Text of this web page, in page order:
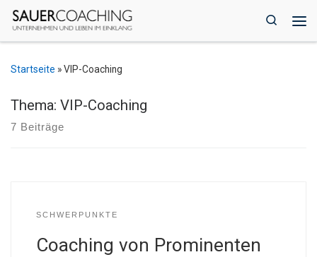
Zum Inhalt springen
Search
Startseite »VIP-Coaching
Thema: VIP-Coaching
7 Beiträge
SCHWERPUNKTE
Coaching von Prominenten